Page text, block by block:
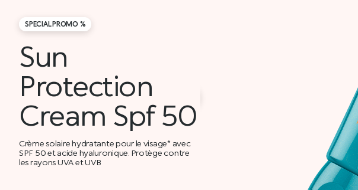
SPECIAL PROMO %
Sun
Protection
Cream Spf 50
Crème solaire hydratante pour le visage* avec
SPF 50 et acide hyaluronique. Protège contre
les rayons UVA et UVB